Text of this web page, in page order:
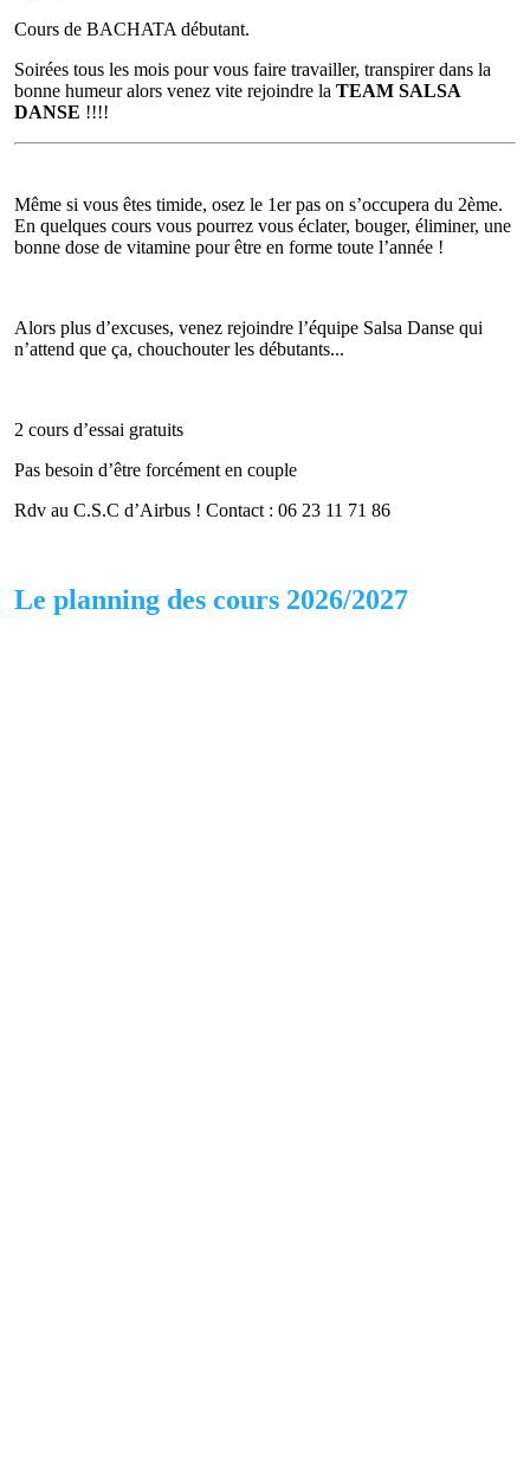
Cours de BACHATA débutant.
Soirées tous les mois pour vous faire travailler, transpirer dans la
bonne humeur alors venez vite rejoindre la TEAM SALSA
DANSE !!!!
Même si vous êtes timide, osez le 1er pas on s’occupera du 2ème.
En quelques cours vous pourrez vous éclater, bouger, éliminer, une
bonne dose de vitamine pour être en forme toute l’année !
Alors plus d’excuses, venez rejoindre l’équipe Salsa Danse qui
n’attend que ça, chouchouter les débutants...
2 cours d’essai gratuits
Pas besoin d’être forcément en couple
Rdv au C.S.C d’Airbus ! Contact : 06 23 11 71 86
Le planning des cours 2026/2027